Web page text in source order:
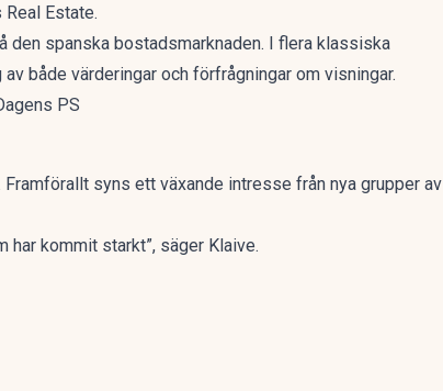
Estate.
den spanska bostadsmarknaden. I flera klassiska
både värderingar och förfrågningar om visningar.
PS
syns ett växande intresse från nya grupper av
har kommit starkt”, säger Klaive.